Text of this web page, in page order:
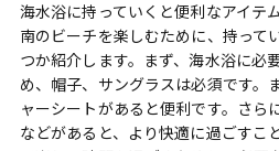
海水浴に持っていくと便利なアイテ
南のビーチを楽しむために、持って
つか紹介します。まず、海水浴に必
め、帽子、サングラスは必須です。
ャーシートがあると便利です。さら
などがあると、より快適に過ごすこ